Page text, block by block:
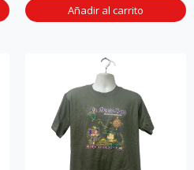
Añadir al carrito